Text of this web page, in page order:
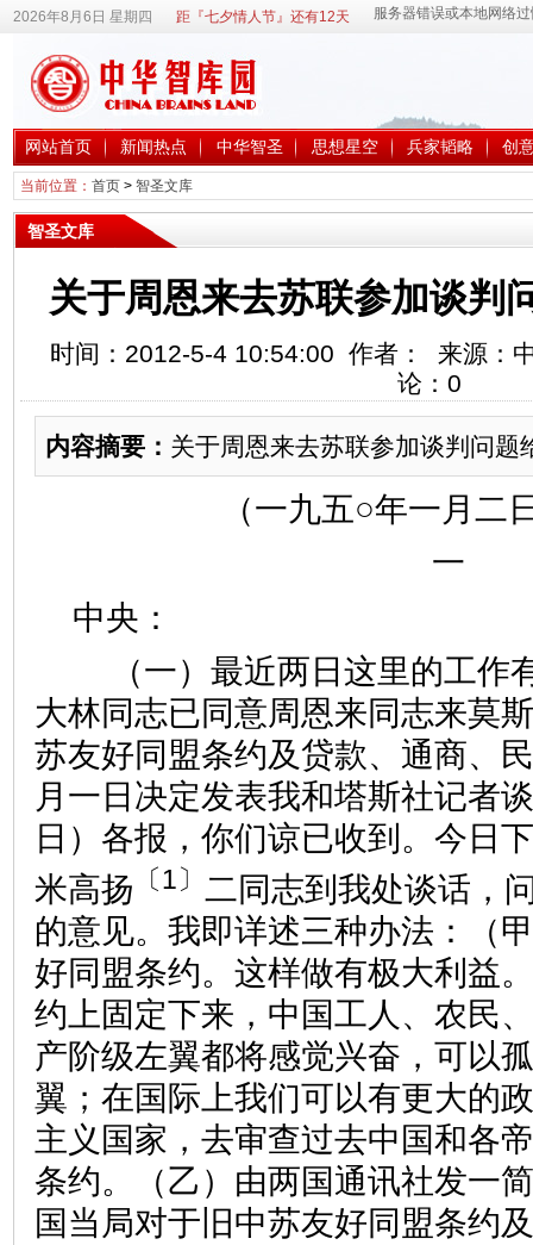
2026年8月6日 星期四 距『七夕情人节』还有12天
网站首页 新闻热点 中华智圣 思想星空 兵家韬略 创
当前位置： 首页> 智圣文库
智圣文库
关于周恩来去苏联参加谈判
时间：2012-5-4 10:54:00 作者： 来源：
论： 0
内容摘要： 关于周恩来去苏联参加谈判问题
（一九五○年一月二
一
中央：
（一）最近两日这里的工作
大林同志已同意周恩来同志来莫
苏友好同盟条约及贷款、通商、
月一日决定发表我和塔斯社记者
日）各报，你们谅已收到。今日
米高扬 〔1〕 二同志到我处谈话，
的意见。我即详述三种办法：（
好同盟条约。这样做有极大利益
约上固定下来，中国工人、农民
产阶级左翼都将感觉兴奋，可以
翼；在国际上我们可以有更大的
主义国家，去审查过去中国和各
条约。（乙）由两国通讯社发一
国当局对于旧中苏友好同盟条约